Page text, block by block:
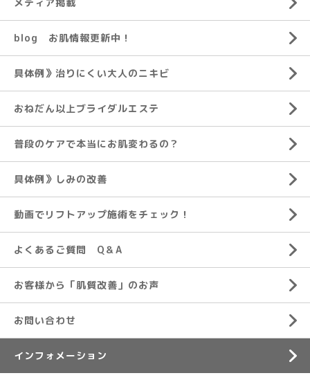
blog お肌情報更新中！
具体例》治りにくい大人のニキビ
おねだん以上ブライダルエステ
普段のケアで本当にお肌変わるの？
具体例》しみの改善
動画でリフトアップ施術をチェック！
よくあるご質問 Q＆A
お客様から「肌質改善」のお声
お問い合わせ
インフォメーション